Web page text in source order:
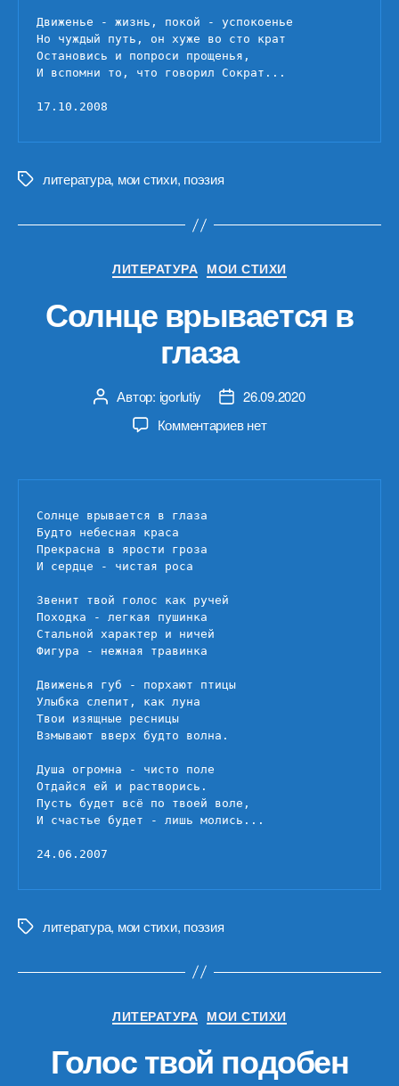
Движенье - жизнь, покой - успокоенье
Но чуждый путь, он хуже во сто крат
Остановись и попроси прощенья,
И вспомни то, что говорил Сократ...
17.10.2008
Меткилитература, мои стихи, поэзия
Рубрики
ЛИТЕРАТУРА МОИ СТИХИ
Солнце врывается в
глаза
Автор
записи
Автор: igorlutiy
Дата26.09.2020
Комментариевк
врывается
нет
Солнце врывается в глаза
Будто небесная краса
Прекрасна в ярости гроза
И сердце - чистая роса
Звенит твой голос как ручей
Походка - легкая пушинка
Стальной характер и ничей
Фигура - нежная травинка
Движенья губ - порхают птицы
Улыбка слепит, как луна
Твои изящные ресницы
Взмывают вверх будто волна.
Душа огромна - чисто поле
Отдайся ей и растворись.
Пусть будет всё по твоей воле,
И счастье будет - лишь молись...
24.06.2007
Меткилитература, мои стихи, поэзия
Рубрики
ЛИТЕРАТУРА МОИ СТИХИ
Голос твой подобен